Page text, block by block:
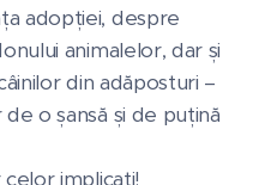
adopției, despre
animalelor, dar și
din adăposturi –
o șansă și de puțină
implicați!